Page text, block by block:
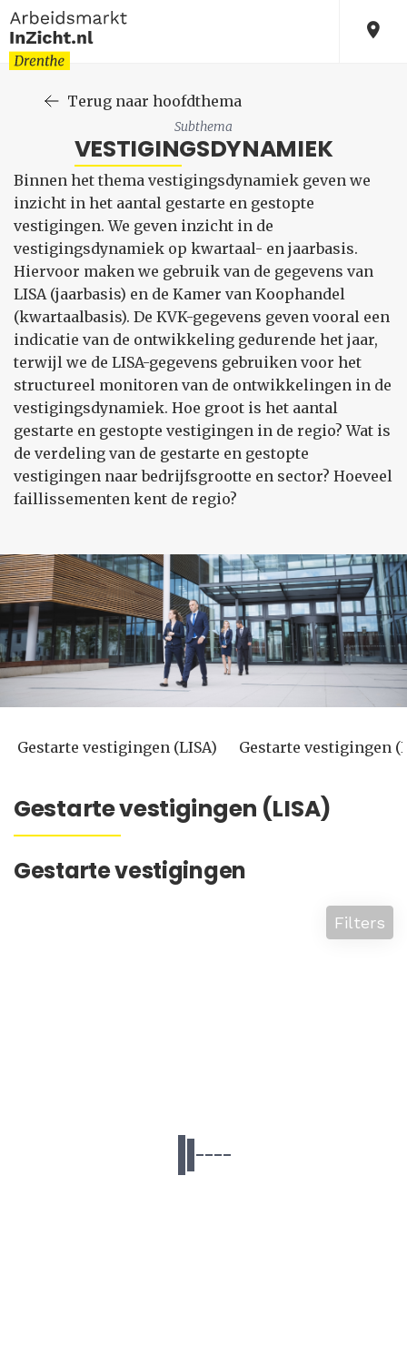
Terug naar hoofdthema
Subthema
VESTIGINGSDYNAMIEK
Binnen het thema vestigingsdynamiek geven we
inzicht in het aantal gestarte en gestopte
vestigingen. We geven inzicht in de
vestigingsdynamiek op kwartaal- en jaarbasis.
Hiervoor maken we gebruik van de gegevens van
LISA (jaarbasis) en de Kamer van Koophandel
(kwartaalbasis). De KVK-gegevens geven vooral een
indicatie van de ontwikkeling gedurende het jaar,
terwijl we de LISA-gegevens gebruiken voor het
structureel monitoren van de ontwikkelingen in de
vestigingsdynamiek. Hoe groot is het aantal
gestarte en gestopte vestigingen in de regio? Wat is
de verdeling van de gestarte en gestopte
vestigingen naar bedrijfsgrootte en sector? Hoeveel
faillissementen kent de regio?
Gestarte vestigingen (LISA) Gestarte vestigingen
Gestarte vestigingen (LISA)
Gestarte vestigingen
Filters